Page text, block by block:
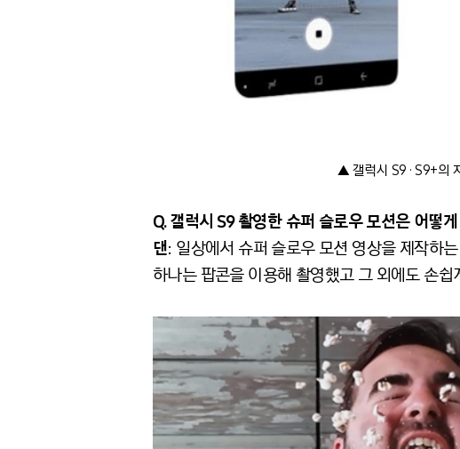
▲ 갤럭시 S9 · S9+의
Q. 갤럭시 S9촬영한 슈퍼 슬로우 모션은 어떻게
댄: 일상에서 슈퍼 슬로우 모션 영상을 제작하
하나는 팝콘을 이용해 촬영했고 그 외에도 손